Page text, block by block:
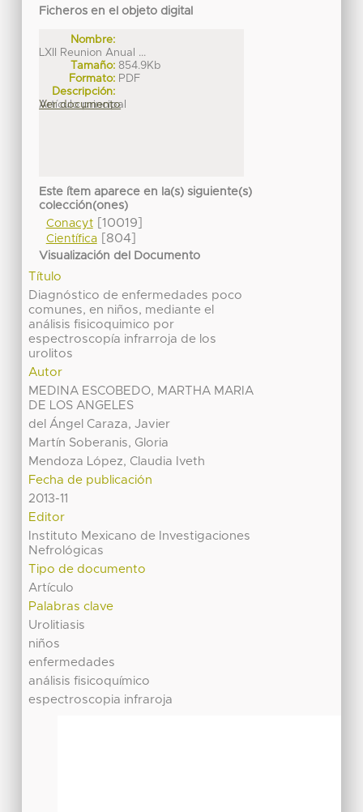
Ficheros en el objeto digital
Nombre:
LXII Reunion Anual ...
Tamaño: 854.9Kb
Formato: PDF
Descripción:
Artículo principal
Ver documento
Este ítem aparece en la(s) siguiente(s)
colección(ones)
Conacyt[10019]
Científica[804]
Visualización del Documento
Título
Diagnóstico de enfermedades poco
comunes, en niños, mediante el
análisis fisicoquimico por
espectroscopía infrarroja de los
urolitos
Autor
MEDINA ESCOBEDO, MARTHA MARIA
DE LOS ANGELES
del Ángel Caraza, Javier
Martín Soberanis, Gloria
Mendoza López, Claudia Iveth
Fecha de publicación
2013-11
Editor
Instituto Mexicano de Investigaciones
Nefrológicas
Tipo de documento
Artículo
Palabras clave
Urolitiasis
niños
enfermedades
análisis fisicoquímico
espectroscopia infraroja